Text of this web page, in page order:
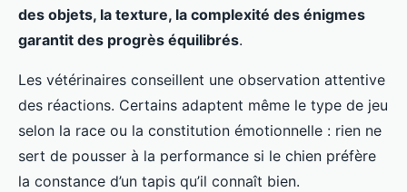
des objets, la texture, la complexité des énigmes
garantit des progrès équilibrés.
Les vétérinaires conseillent une observation attentive
des réactions. Certains adaptent même le type de jeu
selon la race ou la constitution émotionnelle : rien ne
sert de pousser à la performance si le chien préfère
la constance d’un tapis qu’il connaît bien.